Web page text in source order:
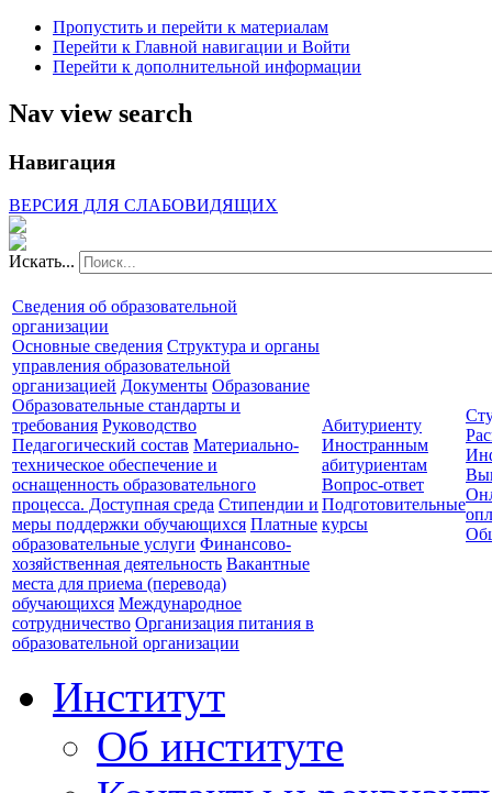
Пропустить и перейти к материалам
Перейти к Главной навигации и Войти
Перейти к дополнительной информации
Nav view search
Навигация
ВЕРСИЯ ДЛЯ СЛАБОВИДЯЩИХ
Искать...
Сведения об образовательной
организации
Основные сведения Структура и органы
управления образовательной
организацией Документы Образование
Образовательные стандарты и
требования Руководство
Педагогический состав Материально-
техническое обеспечение и
оснащенность образовательного
процесса. Доступная среда Стипендии и
меры поддержки обучающихся Платные
образовательные услуги Финансово-
хозяйственная деятельность Вакантные
места для приема (перевода)
обучающихся Международное
сотрудничество Организация питания в
образовательной организации
Абитуриенту
Иностранным
абитуриентам
Вопрос-ответ
Подготовительные
курсы
Институт
Об институте